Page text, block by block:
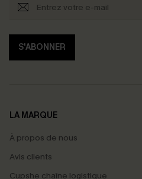
S'ABONNER
LA MARQUE
À propos de nous
Avis clients
Cupshe chaîne logistique